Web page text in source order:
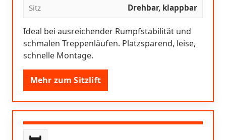
Sitz Drehbar, klappbar
Ideal bei ausreichender Rumpfstabilität und
schmalen Treppenläufen. Platzsparend, leise,
schnelle Montage.
Mehr zum Sitzlift